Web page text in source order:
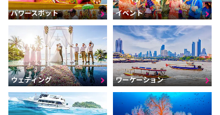
パワースポット イベント
ウェディング ワーケーション